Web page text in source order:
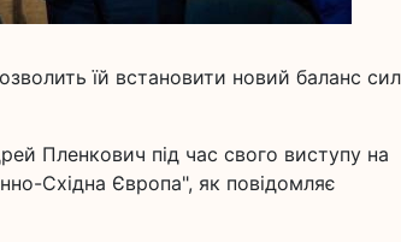
їй встановити новий баланс сил
Пленкович під час свого виступу на
Східна Європа", як повідомляє